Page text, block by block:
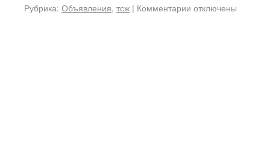
Рубрика: Объявления, тсж | Комментарии отключены